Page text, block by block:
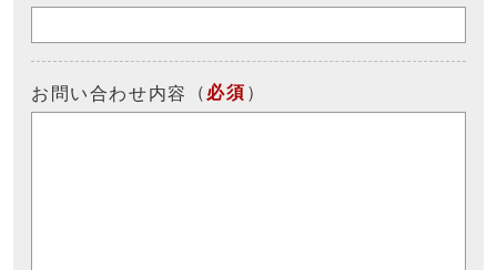
お問い合わせ内容 （ 必須 ）